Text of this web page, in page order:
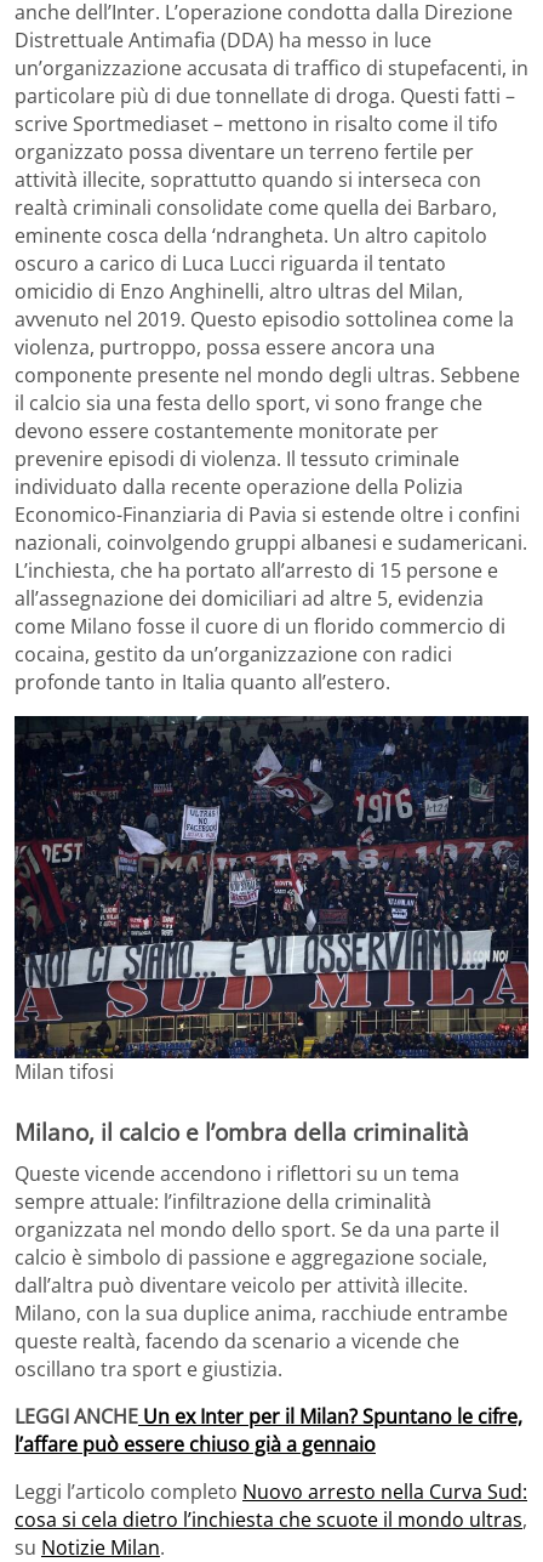
anche dell’Inter. L’operazione condotta dalla Direzione
Distrettuale Antimafia (DDA) ha messo in luce
un’organizzazione accusata di traffico di stupefacenti, in
particolare più di due tonnellate di droga. Questi fatti –
scrive Sportmediaset – mettono in risalto come il tifo
organizzato possa diventare un terreno fertile per
attività illecite, soprattutto quando si interseca con
realtà criminali consolidate come quella dei Barbaro,
eminente cosca della ‘ndrangheta. Un altro capitolo
oscuro a carico di Luca Lucci riguarda il tentato
omicidio di Enzo Anghinelli, altro ultras del Milan,
avvenuto nel 2019. Questo episodio sottolinea come la
violenza, purtroppo, possa essere ancora una
componente presente nel mondo degli ultras. Sebbene
il calcio sia una festa dello sport, vi sono frange che
devono essere costantemente monitorate per
prevenire episodi di violenza. Il tessuto criminale
individuato dalla recente operazione della Polizia
Economico-Finanziaria di Pavia si estende oltre i confini
nazionali, coinvolgendo gruppi albanesi e sudamericani.
L’inchiesta, che ha portato all’arresto di 15 persone e
all’assegnazione dei domiciliari ad altre 5, evidenzia
come Milano fosse il cuore di un florido commercio di
cocaina, gestito da un’organizzazione con radici
profonde tanto in Italia quanto all’estero.
Milan tifosi
Milano, il calcio e l’ombra della criminalità
Queste vicende accendono i riflettori su un tema
sempre attuale: l’infiltrazione della criminalità
organizzata nel mondo dello sport. Se da una parte il
calcio è simbolo di passione e aggregazione sociale,
dall’altra può diventare veicolo per attività illecite.
Milano, con la sua duplice anima, racchiude entrambe
queste realtà, facendo da scenario a vicende che
oscillano tra sport e giustizia.
LEGGI ANCHE Un ex Inter per il Milan? Spuntano le cifre,
l’affare può essere chiuso già a gennaio
Leggi l’articolo completo Nuovo arresto nella Curva Sud:
cosa si cela dietro l’inchiesta che scuote il mondo ultras,
su Notizie Milan.